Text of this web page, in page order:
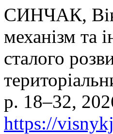
СИНЧАК,
механізм та
сталого
p. 18–32,
https://